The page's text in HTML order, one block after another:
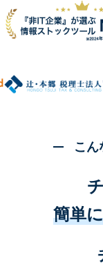
こ
簡単